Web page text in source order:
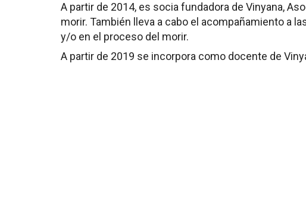
A partir de 2014, es socia fundadora de Vinyana,
morir. También lleva a cabo el acompañamiento a
y/o en el proceso del morir.
A partir de 2019 se incorpora como docente de